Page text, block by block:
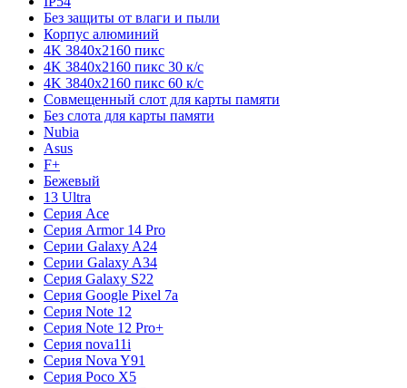
Без защиты от влаги и пыли
Корпус алюминий
4K 3840x2160 пикс
4K 3840x2160 пикс 30 к/с
4K 3840x2160 пикс 60 к/с
Совмещенный слот для карты памяти
Без слота для карты памяти
Nubia
Asus
F+
Бежевый
13 Ultra
Серия Ace
Серия Armor 14 Pro
Серии Galaxy A24
Серии Galaxy A34
Серия Galaxy S22
Серия Google Pixel 7a
Серия Note 12
Серия Note 12 Pro+
Серия nova11i
Серия Nova Y91
Серия Poco X5